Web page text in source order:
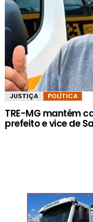
JUSTIÇA POLÍTICA
TRE-MG mantém
prefeito e vice de